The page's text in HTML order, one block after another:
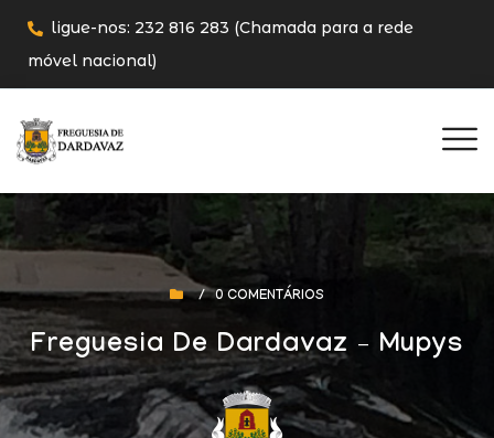
ligue-nos: 232 816 283 (Chamada para a rede
móvel nacional)
/0 COMENTÁRIOS
Freguesia De Dardavaz – Mupys